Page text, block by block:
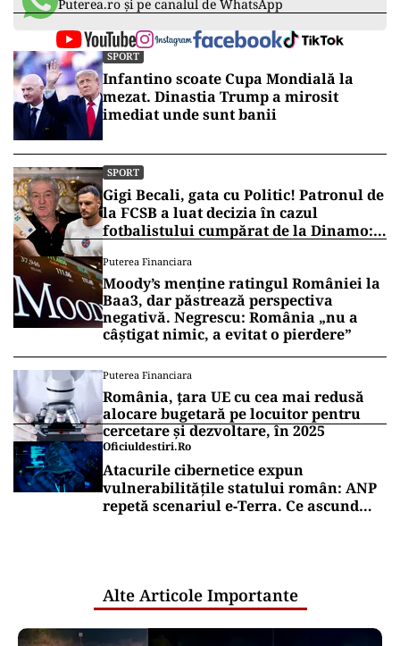
Puterea.ro și pe canalul de WhatsApp
SPORT
Infantino scoate Cupa Mondială la
mezat. Dinastia Trump a mirosit
imediat unde sunt banii
SPORT
Gigi Becali, gata cu Politic! Patronul de
la FCSB a luat decizia în cazul
fotbalistului cumpărat de la Dinamo:
Puterea Financiara
Moody’s menține ratingul României la
Baa3, dar păstrează perspectiva
negativă. Negrescu: România „nu a
câștigat nimic, a evitat o pierdere”
Puterea Financiara
România, țara UE cu cea mai redusă
alocare bugetară pe locuitor pentru
cercetare și dezvoltare, în 2025
Oficiuldestiri.ro
Atacurile cibernetice expun
vulnerabilitățile statului român: ANP
repetă scenariul e‑Terra. Ce ascund
Alte Articole Importante